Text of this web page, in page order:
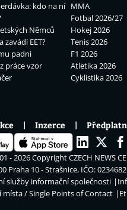
kdo na ní
Němců
zavádí EET?
padni
práce vzor
MMA
Fotbal 2026/27
Hokej 2026
Tenis 2026
F1 2026
Atletika 2026
Cyklistika 2026
Inzerce
- 2026 CopyrightCZECH NEWS
10 - Strašnice, IČO:
služby informační společnosti
/ Single Points of Contact